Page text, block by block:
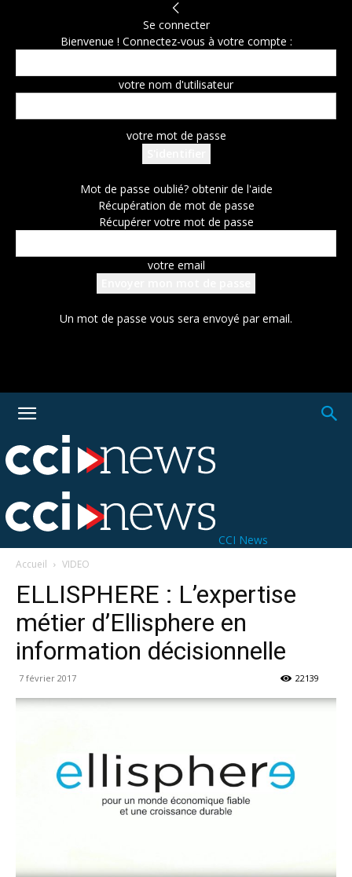
Se connecter
Bienvenue ! Connectez-vous à votre compte :
votre nom d'utilisateur
votre mot de passe
Mot de passe oublié? obtenir de l'aide
Récupération de mot de passe
Récupérer votre mot de passe
votre email
Un mot de passe vous sera envoyé par email.
CCI News
Accueil VIDEO
ELLISPHERE : L’expertise
métier d’Ellisphere en
information décisionnelle
7 février 2017 22139